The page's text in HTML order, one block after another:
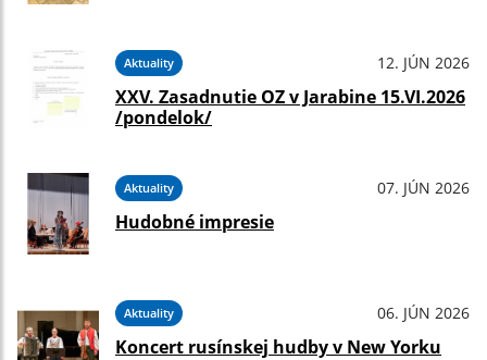
Aktuality 12. JÚN 2026
XXV. Zasadnutie OZ v Jarabine 15.VI.2026
/pondelok/
Aktuality 07. JÚN 2026
Hudobné impresie
Aktuality 06. JÚN 2026
Koncert rusínskej hudby v New Yorku